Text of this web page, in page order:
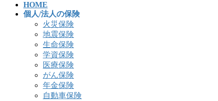
HOME
個人/法人の保険
火災保険
地震保険
生命保険
学資保険
医療保険
がん保険
年金保険
自動車保険